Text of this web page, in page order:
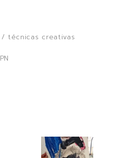
/ técnicas creativas
PN